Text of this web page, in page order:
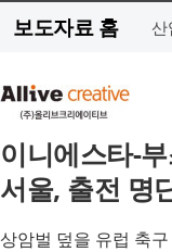
보도자료 홈 산
이니에스타-
서울, 출전 명
상암벌 덮을 유럽 축